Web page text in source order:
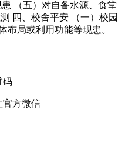
（五）对自备水源、食堂
四、校舍平安 （一）校园
布局或利用功能等现患。
官方微信